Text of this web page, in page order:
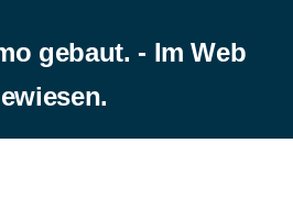
gebaut. - Im Web